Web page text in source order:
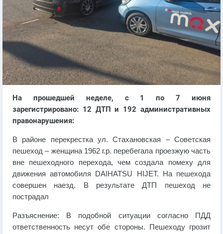
На прошедшей неделе, с 1 по 7 июня
зарегистрировано: 12 ДТП и 192 административных
правонарушения:
В районе перекрестка ул. Стахановская – Советская
пешеход – женщина 1962 г.р. перебегала проезжую часть
вне пешеходного перехода, чем создала помеху для
движения автомобиля DAIHATSU HIJET. На пешехода
совершен наезд. В результате ДТП пешеход не
пострадал
Разъяснение: В подобной ситуации согласно ПДД
ответственность несут обе стороны. Пешеходу грозит